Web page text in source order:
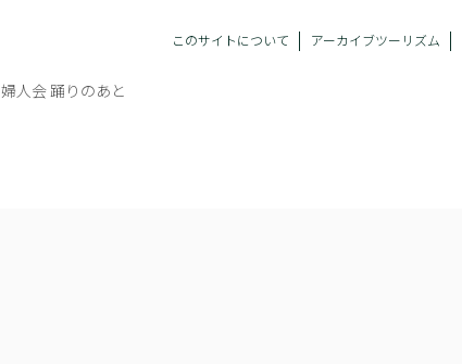
このサイトについて アーカイブツーリズム
婦人会 踊りのあと